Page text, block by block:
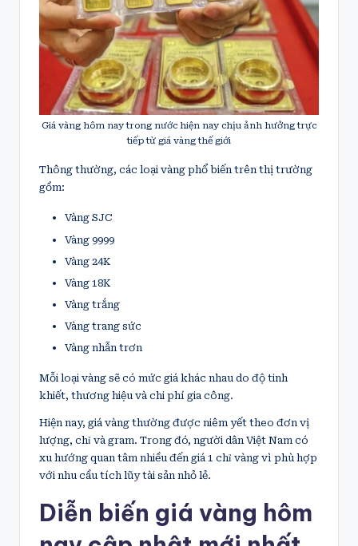
Giá vàng hôm nay trong nước hiện nay chịu ảnh hưởng trực
tiếp từ giá vàng thế giới
Thông thường, các loại vàng phổ biến trên thị trường
gồm:
Vàng SJC
Vàng 9999
Vàng 24K
Vàng 18K
Vàng trắng
Vàng trang sức
Vàng nhẫn trơn
Mỗi loại vàng sẽ có mức giá khác nhau do độ tinh
khiết, thương hiệu và chi phí gia công.
Hiện nay, giá vàng thường được niêm yết theo đơn vị
lượng, chỉ và gram. Trong đó, người dân Việt Nam có
xu hướng quan tâm nhiều đến giá 1 chỉ vàng vì phù hợp
với nhu cầu tích lũy tài sản nhỏ lẻ.
Diễn biến giá vàng hôm